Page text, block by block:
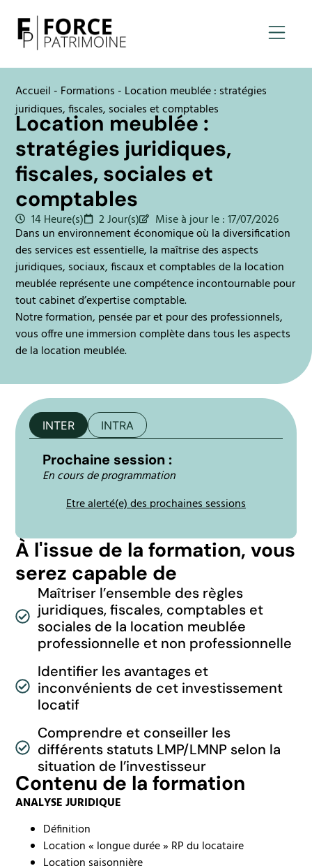
Accueil - Formations - Location meublée : stratégies
juridiques, fiscales, sociales et comptables
Location meublée :
stratégies juridiques,
fiscales, sociales et
comptables
14 Heure(s) 2 Jour(s) Mise à jour le : 17/07/2026
Dans un environnement économique où la diversification
des services est essentielle, la maîtrise des aspects
juridiques, sociaux, fiscaux et comptables de la location
meublée représente une compétence incontournable pour
tout cabinet d’expertise comptable.
Notre formation, pensée par et pour des professionnels,
vous offre une immersion complète dans tous les aspects
de la location meublée.
INTER INTRA
Prochaine session :
En cours de programmation
Etre alerté(e) des prochaines sessions
À l'issue de la formation, vous
serez capable de
Maîtriser l’ensemble des règles
juridiques, fiscales, comptables et
sociales de la location meublée
professionnelle et non professionnelle
Identifier les avantages et
inconvénients de cet investissement
locatif
Comprendre et conseiller les
différents statuts LMP/LMNP selon la
situation de l’investisseur
Contenu de la formation
ANALYSE JURIDIQUE
Définition
Location « longue durée » RP du locataire